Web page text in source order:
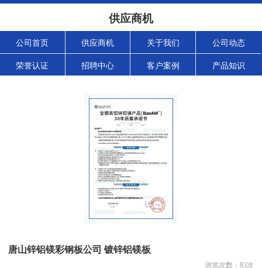
供应商机
公司首页 供应商机 关于我们 公司动态
荣誉认证 招聘中心 客户案例 产品知识
唐山锌铝镁彩钢板公司 镀锌铝镁板
浏览次数： 83次